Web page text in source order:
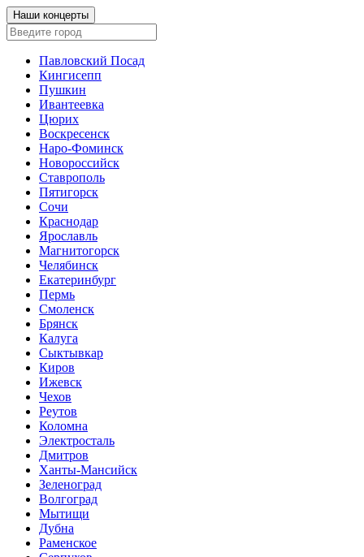
Наши концерты
Павловский Посад
Кингисепп
Пушкин
Ивантеевка
Цюрих
Воскресенск
Наро-Фоминск
Новороссийск
Ставрополь
Пятигорск
Сочи
Краснодар
Ярославль
Магнитогорск
Челябинск
Екатеринбург
Пермь
Смоленск
Брянск
Калуга
Сыктывкар
Киров
Ижевск
Чехов
Реутов
Коломна
Электросталь
Дмитров
Ханты-Мансийск
Зеленоград
Волгоград
Мытищи
Дубна
Раменское